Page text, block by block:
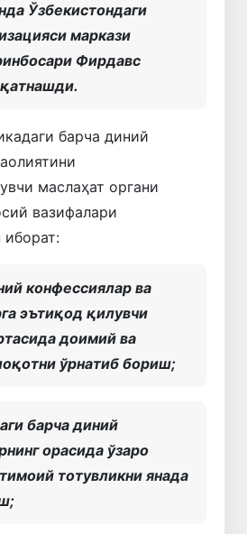
Ўзбекистондаги
маркази
Фирдавс
барча диний
маслаҳат органи
вазифалари
иборат:
конфессиялар ва
эътиқод қилувчи
доимий ва
ўрнатиб бориш;
барча диний
орасида ўзаро
тотувликни янада